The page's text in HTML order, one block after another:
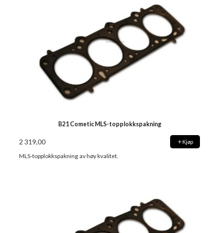
B21 Cometic MLS-topplokkspakning
2 319,00 Kjøp
MLS-topplokkspakning av høy kvalitet.